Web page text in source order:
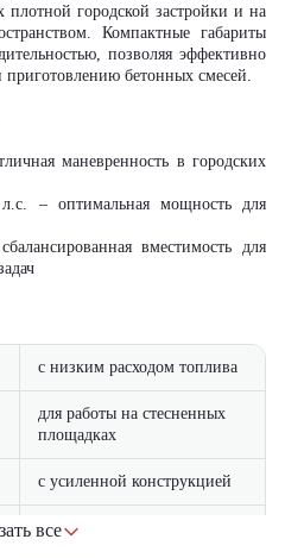
городской застройки и на
Компактные габариты
позволяя эффективно
приготовлению бетонных смесей.
маневренность в городских
– оптимальная мощность для
вместимость для
с низким расходом топлива
для работы на стесненных
площадках
с усиленной конструкцией
с улучшенной эргономикой
все